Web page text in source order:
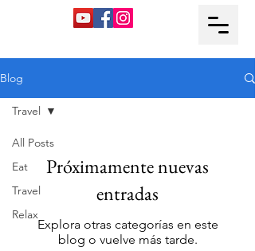
Blog
All Posts
Eat
Travel
Relax
Travel
Próximamente nuevas
entradas
Explora otras categorías en este
blog o vuelve más tarde.